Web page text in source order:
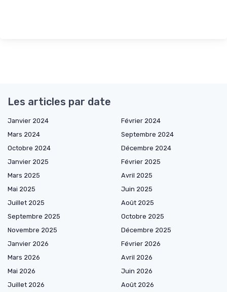
Les articles par date
Janvier 2024
Février 2024
Mars 2024
Septembre 2024
Octobre 2024
Décembre 2024
Janvier 2025
Février 2025
Mars 2025
Avril 2025
Mai 2025
Juin 2025
Juillet 2025
Août 2025
Septembre 2025
Octobre 2025
Novembre 2025
Décembre 2025
Janvier 2026
Février 2026
Mars 2026
Avril 2026
Mai 2026
Juin 2026
Juillet 2026
Août 2026